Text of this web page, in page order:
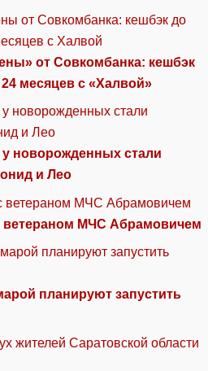
от Совкомбанка: кешбэк
месяцев с «Халвой»
новорожденных стали
и Лео
ветераном МЧС Абрамовичем
планируют запустить